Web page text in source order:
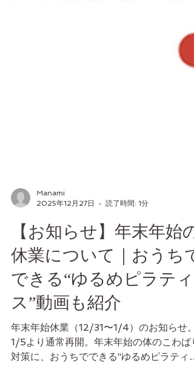
2025年12月27日
読了時間: 1分
【お知らせ】年末年始の
休業について｜おうちで
できる“ゆるめピラティ
ス”動画も紹介
年末年始休業（12/31〜1/4）のお知らせ。